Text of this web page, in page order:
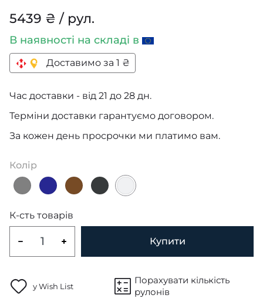
5439 ₴ / рул.
В наявності на складі в
Доставимо за 1 ₴
Час доставки - від 21 до 28 дн.
Терміни доставки гарантуємо договором.
За кожен день просрочки ми платимо вам.
Колір
К-сть товарів
Купити
у Wish List
Порахувати кількість
рулонів